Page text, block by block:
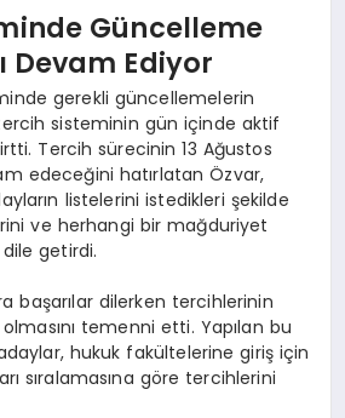
Güncelleme
Devam Ediyor
gerekli güncellemelerin
tercih sisteminin gün içinde aktif
Tercih sürecinin 13 Ağustos
edeceğini hatırlatan Özvar,
listelerini istedikleri şekilde
ve herhangi bir mağduriyet
getirdi.
başarılar dilerken tercihlerinin
temenni etti. Yapılan bu
hukuk fakültelerine giriş için
sıralamasına göre tercihlerini